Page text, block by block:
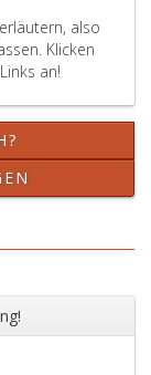
also
Klicken
an!